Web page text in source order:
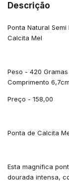
Descrição
Ponta Natural
Calcita Mel
Peso - 420
Comprimento 6,7cm
Preço - 158,00
Ponta de Calcita
Esta magnífica
dourada intensa,